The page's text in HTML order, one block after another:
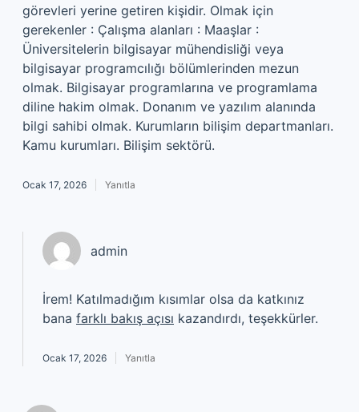
görevleri yerine getiren kişidir. Olmak için
gerekenler : Çalışma alanları : Maaşlar :
Üniversitelerin bilgisayar mühendisliği veya
bilgisayar programcılığı bölümlerinden mezun
olmak. Bilgisayar programlarına ve programlama
diline hakim olmak. Donanım ve yazılım alanında
bilgi sahibi olmak. Kurumların bilişim departmanları.
Kamu kurumları. Bilişim sektörü.
Ocak 17, 2026 Yanıtla
admin
İrem! Katılmadığım kısımlar olsa da katkınız
bana farklı bakış açısı kazandırdı, teşekkürler.
Ocak 17, 2026 Yanıtla